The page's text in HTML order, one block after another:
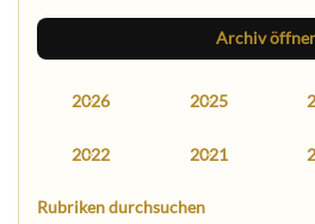
Archiv
2026 2025
2022 2021
Rubriken durchsuchen